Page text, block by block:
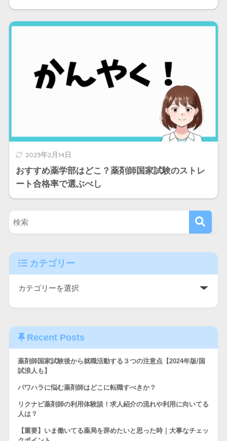
2023年2月14日
おすすめ薬学部はどこ？薬剤師国家試験のストレ
ート合格率で選ぶべし
カテゴリー
Recent Posts
薬剤師国家試験後から就職活動する３つの注意点【2024年版/国
試浪人も】
パワハラに悩む薬剤師はどこに転職すべきか？
リクナビ薬剤師の利用体験談！求人紹介の流れや利用に向いてる
人は？
【重要】いま働いてる薬局を辞めたいと思った時｜大事なチェッ